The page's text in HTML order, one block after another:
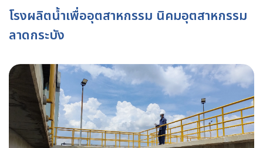
โรงผลิตน้ำเพื่ออุตสาหกรรม นิคมอุตสาหกรรม
ลาดกระบัง